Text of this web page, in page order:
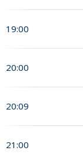
19:00
20:00
20:09
21:00